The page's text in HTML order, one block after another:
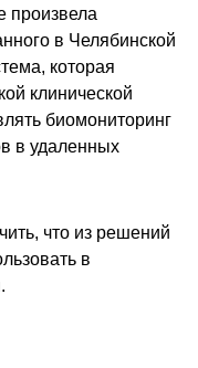
произвела
в Челябинской
которая
клинической
биомониторинг
в удаленных
что из решений
в